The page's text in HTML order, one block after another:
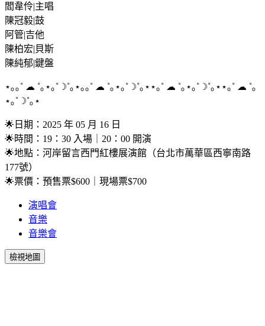
閻韋伶|主唱
陳冠毅|鼓
阿管|吉他
陳柏宏|貝斯
陳純郁|鍵盤
⋆｡｡˚ ☁︎ ˚｡⋆｡˚☽˚｡⋆｡｡˚ ☁︎ ˚｡⋆｡˚☽˚｡⋆⋆｡˚ ☁︎ ˚｡⋆｡˚☽˚｡⋆⋆｡˚ ☁︎ ˚｡
⋆｡˚☽˚｡⋆
🌟日期：2025 年 05 月 16 日
🌟時間：19：30 入場｜20：00 開演
🌟地點：河岸留言西門紅樓展演館（台北市萬華區西寧南路
177號）
🌟票價：預售票$600｜現場票$700
演唱會
音樂
音樂會
檢視地圖